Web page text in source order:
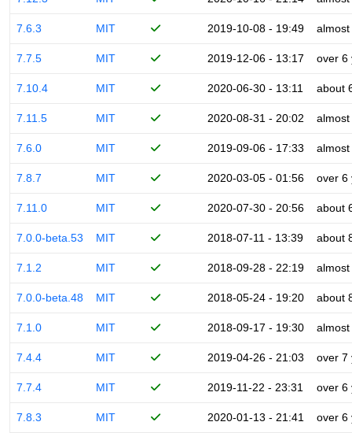
7.6.3 MIT 2019-10-08 - 19:49
7.7.5 MIT 2019-12-06 - 13:17 over 6
7.10.4 MIT 2020-06-30 - 13:11 about
7.11.5 MIT 2020-08-31 - 20:02
7.6.0 MIT 2019-09-06 - 17:33
7.8.7 MIT 2020-03-05 - 01:56 over 6
7.11.0 MIT 2020-07-30 - 20:56 about
7.0.0-beta.53 MIT 2018-07-11 - 13:39 about
7.1.2 MIT 2018-09-28 - 22:19
7.0.0-beta.48 MIT 2018-05-24 - 19:20 about
7.1.0 MIT 2018-09-17 - 19:30
7.4.4 MIT 2019-04-26 - 21:03 over 7
7.7.4 MIT 2019-11-22 - 23:31 over 6
7.8.3 MIT 2020-01-13 - 21:41 over 6